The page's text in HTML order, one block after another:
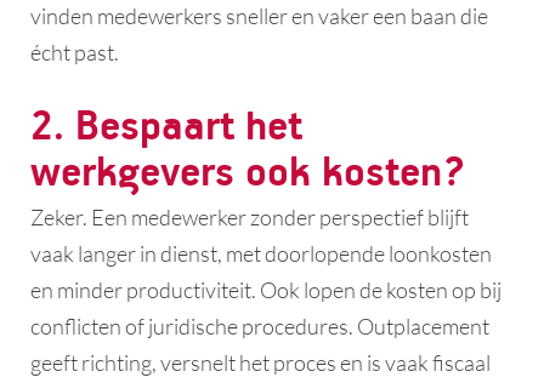
vinden medewerkers sneller en vaker een baan die
écht past.
2. Bespaart het
werkgevers ook kosten?
Zeker. Een medewerker zonder perspectief blijft
vaak langer in dienst, met doorlopende loonkosten
en minder productiviteit. Ook lopen de kosten op bij
conflicten of juridische procedures. Outplacement
geeft richting, versnelt het proces en is vaak fiscaal